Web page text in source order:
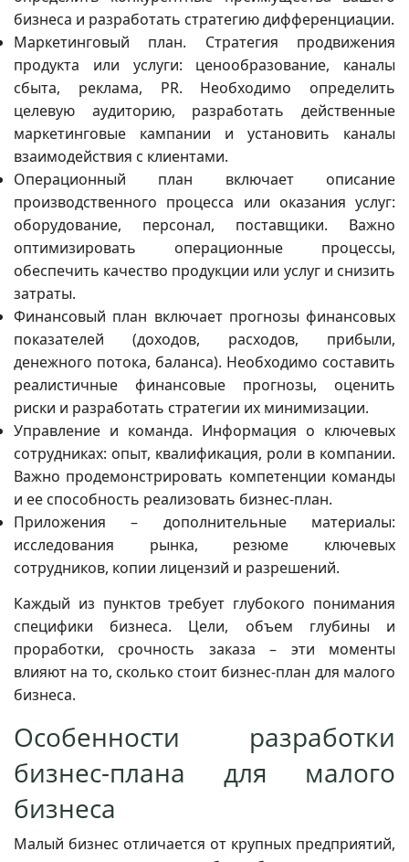
бизнеса и разработать стратегию дифференциации.
Маркетинговый план. Стратегия продвижения
продукта или услуги: ценообразование, каналы
сбыта, реклама, PR. Необходимо определить
целевую аудиторию, разработать действенные
маркетинговые кампании и установить каналы
взаимодействия с клиентами.
Операционный план включает описание
производственного процесса или оказания услуг:
оборудование, персонал, поставщики. Важно
оптимизировать операционные процессы,
обеспечить качество продукции или услуг и снизить
затраты.
Финансовый план включает прогнозы финансовых
показателей (доходов, расходов, прибыли,
денежного потока, баланса). Необходимо составить
реалистичные финансовые прогнозы, оценить
риски и разработать стратегии их минимизации.
Управление и команда. Информация о ключевых
сотрудниках: опыт, квалификация, роли в компании.
Важно продемонстрировать компетенции команды
и ее способность реализовать бизнес-план.
Приложения – дополнительные материалы:
исследования рынка, резюме ключевых
сотрудников, копии лицензий и разрешений.
Каждый из пунктов требует глубокого понимания
специфики бизнеса. Цели, объем глубины и
проработки, срочность заказа – эти моменты
влияют на то, сколько стоит бизнес-план для малого
бизнеса.
Особенности разработки
бизнес-плана для малого
бизнеса
Малый бизнес отличается от крупных предприятий,